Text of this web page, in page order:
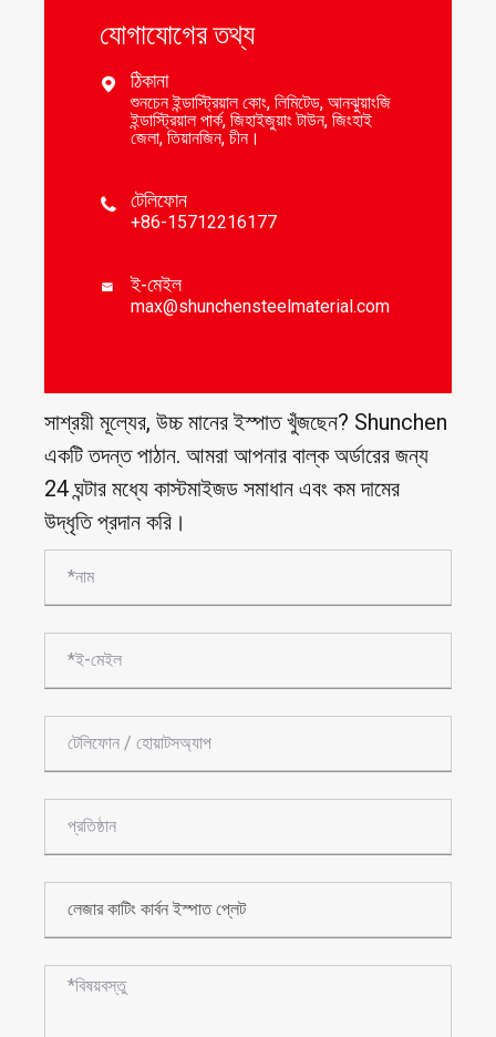
যোগাযোগের তথ্য
 ঠিকানা
শুনচেন ইন্ডাস্ট্রিয়াল কোং, লিমিটেড, আনঝুয়াংজি
ইন্ডাস্ট্রিয়াল পার্ক, জিহাইজুয়াং টাউন, জিংহাই
জেলা, তিয়ানজিন, চীন।
 টেলিফোন
+86-15712216177
 ই-মেইল
max@shunchensteelmaterial.com
সাশ্রয়ী মূল্যের, উচ্চ মানের ইস্পাত খুঁজছেন? Shunchen
একটি তদন্ত পাঠান. আমরা আপনার বাল্ক অর্ডারের জন্য
24 ঘন্টার মধ্যে কাস্টমাইজড সমাধান এবং কম দামের
উদ্ধৃতি প্রদান করি।